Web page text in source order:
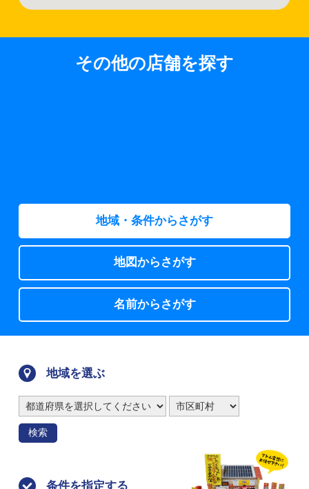
その他の店舗を探す
地域・条件からさがす
地図からさがす
名前からさがす
地域を選ぶ
検索
条件を指定する